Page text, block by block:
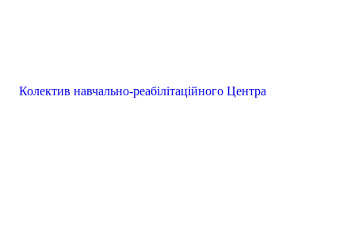
Колектив навчально-реабілітаційного Центра